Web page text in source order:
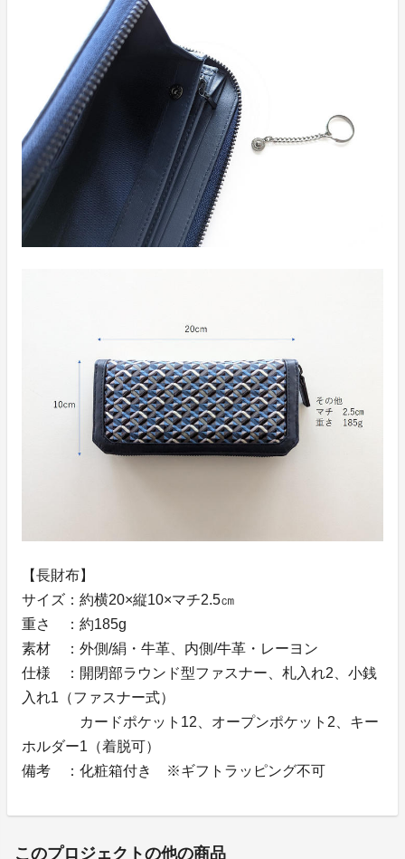
【長財布】
サイズ：約横20×縦10×マチ2.5㎝
重さ ：約185g
素材 ：外側/絹・牛革、内側/牛革・レーヨン
仕様 ：開閉部ラウンド型ファスナー、札入れ2、小銭
入れ1（ファスナー式）
カードポケット12、オープンポケット2、キー
ホルダー1（着脱可）
備考 ：化粧箱付き ※ギフトラッピング不可
このプロジェクトの他の商品